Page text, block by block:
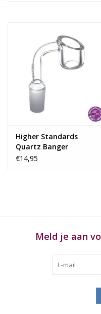
Health Supplies
Psychedelic
Rituals & Wierook
SaleHigher Standards
Quartz Banger
€14,95
Meld je aan